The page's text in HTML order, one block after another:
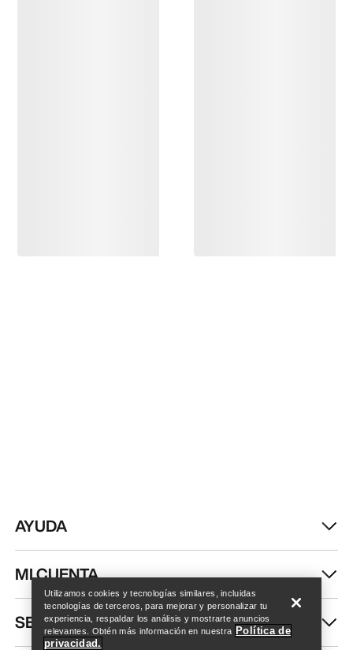
Encuentra una tienda Help
AYUDA
MI CUENTA
SEGUIR COMPRANDO
Utilizamos cookies y tecnologías similares, incluidas
tecnologías de terceros, para mejorar y personalizar tu
experiencia, respaldar los análisis y mostrarte anuncios
relevantes. Obtén más información en nuestra Política de
privacidad.